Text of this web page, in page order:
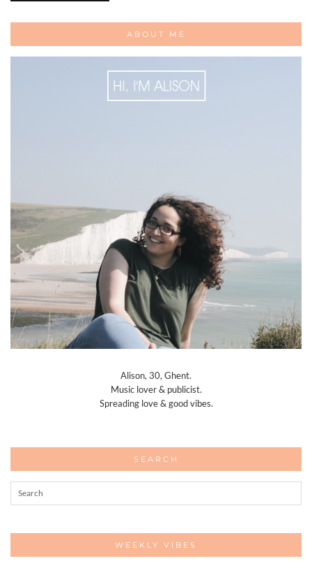
ABOUT ME
Alison, 30, Ghent.
Music lover & publicist.
Spreading love & good vibes.
SEARCH
WEEKLY VIBES